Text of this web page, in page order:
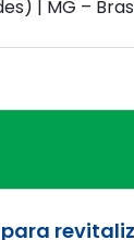
| MG –